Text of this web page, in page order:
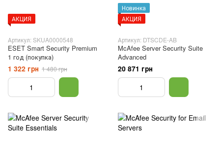
АКЦИЯ
Артикул: SKUA0000548
ESET Smart Security Premium
1 год (покупка)
1 322 грн 1 480 грн
Новинка
АКЦИЯ
Артикул: DTSCDE-AB
McAfee Server Security Suite
Advanced
20 871 грн